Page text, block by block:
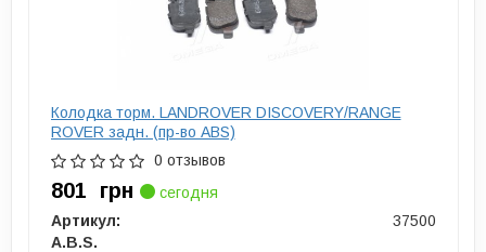
Колодка торм. LANDROVER DISCOVERY/RANGE
ROVER задн. (пр-во ABS)
0 отзывов
801 грн
сегодня
Артикул:
37500
A.B.S.